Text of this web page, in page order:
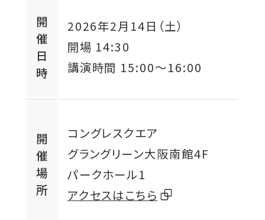
開
催
日
時
2026年2月14日（土）
開場 14:30
講演時間 15:00〜16:00
開
催
場
所
コングレスクエア
グラングリーン大阪南館4F
パークホール1
外
アクセスはこちら